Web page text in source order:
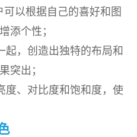
以根据自己的喜好和图
添个性；
起，创造出独特的布局和
突出；
度、对比度和饱和度，使